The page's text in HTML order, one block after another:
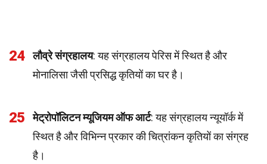
24 लौव्रे संग्रहालय: यह संग्रहालय पेरिस में स्थित है और
मोनालिसा जैसी प्रसिद्ध कृतियों का घर है।
25 मेट्रोपॉलिटन म्यूजियम ऑफ आर्ट: यह संग्रहालय न्यूयॉर्क में
स्थित है और विभिन्न प्रकार की चित्रांकन कृतियों का संग्रह
है।